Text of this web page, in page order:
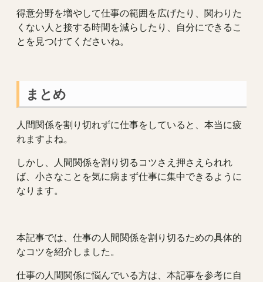
得意分野を増やして仕事の範囲を広げたり、関わりた
くない人と接する時間を減らしたり、自分にできるこ
とを見つけてくださいね。
まとめ
人間関係を割り切れずに仕事をしていると、本当に疲
れますよね。
しかし、人間関係を割り切るコツさえ押さえられれ
ば、小さなことを気に病まず仕事に集中できるように
なります。
本記事では、仕事の人間関係を割り切るための具体的
なコツを紹介しました。
仕事の人間関係に悩んでいる方は、本記事を参考に自